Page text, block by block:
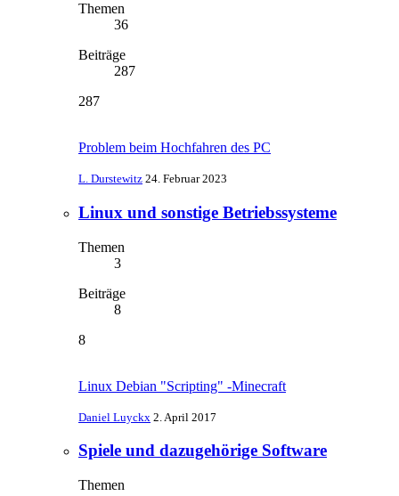
Themen
36
Beiträge
287
287
Problem beim Hochfahren des PC
L. Durstewitz 24. Februar 2023
Linux und sonstige Betriebssysteme
Themen
3
Beiträge
8
8
Linux Debian "Scripting" -Minecraft
Daniel Luyckx 2. April 2017
Spiele und dazugehörige Software
Themen